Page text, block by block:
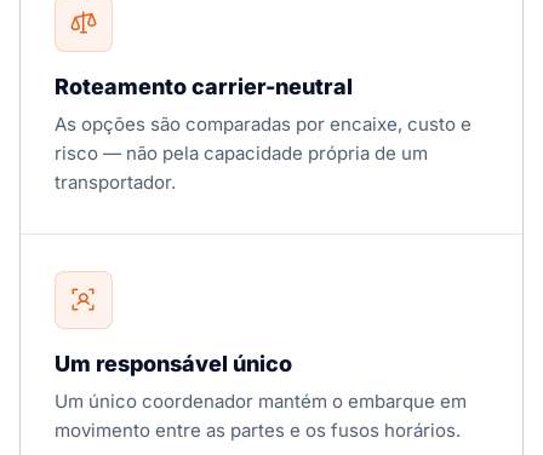
Roteamento carrier-neutral
As opções são comparadas por encaixe, custo e
risco — não pela capacidade própria de um
transportador.
Um responsável único
Um único coordenador mantém o embarque em
movimento entre as partes e os fusos horários.